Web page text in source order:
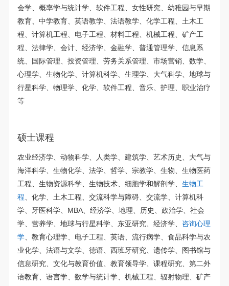
会学、概率学与统计学、软件工程、女性研究、幼稚园与早期
教育、中学教育、英语教学、法语教学、化学工程、土木工
程、计算机工程、电子工程、材料工程、机械工程、矿产工
程、法律学、会计、经济学、金融学、普通管理学、信息系
统、国际管理、投资管理、劳务关系管理、市场营销、数学、
心理学、生物化学、计算机科学、生理学、大气科学、地球与
行星科学、物理学、化学、软件工程、音乐、护理、职业治疗
等
硕士课程
农业经济学、动物科学、人类学、建筑学、艺术历史、大气与
海洋科学、生物化学、法学、哲学、宗教学、生物、生物医药
工程、生物资源科学、生物技术、细胞学和解剖学、生物工
程、化学、土木工程、交流科学与障碍、交流学、计算机科
学、牙医科学、MBA、经济学、地理、历史、政治学、社会
学、营养学、地球与行星科学、东亚研究、经济学、 咨询心理
学、教育心理学、电子工程、英语、流行病学、食品科学与农
业化学、法语与文学、德语、西班牙研究、遗传学、图书馆与
信息研究、文化与教育价值、教育领导学、课程研究、第二外
语教育、语言学、数学与统计学、机械工程、辐射物理、矿产